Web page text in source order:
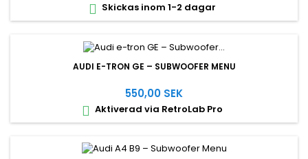
 Skickas inom 1-2 dagar
AUDI E-TRON GE – SUBWOOFER MENU
550,00 SEK
 Aktiverad via RetroLab Pro